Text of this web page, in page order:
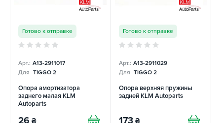
Готово к отправке
Арт.: A13-2911017
Для TIGGO 2
Опора амортизатора
заднего малая KLM
Autoparts
26
Готово к отправке
Арт.: A13-2911029
Для TIGGO 2
Опора верхняя пружины
задней KLM Autoparts
173